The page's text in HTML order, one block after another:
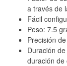
a través de
Fácil
Peso: 7.5
Precisión
Duración
duración de